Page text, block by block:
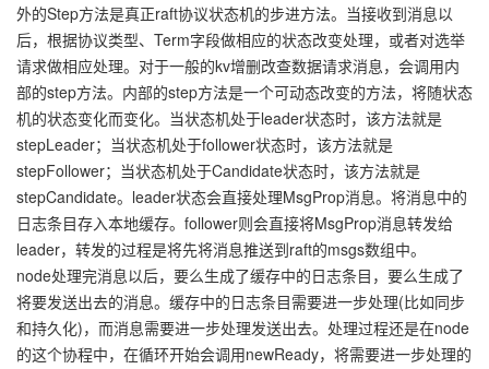
外的Step方法是真正raft协议状态机的步进方法。当接收到消息以
后，根据协议类型、Term字段做相应的状态改变处理，或者对选举
请求做相应处理。对于一般的kv增删改查数据请求消息，会调用内
部的step方法。内部的step方法是一个可动态改变的方法，将随状态
机的状态变化而变化。当状态机处于leader状态时，该方法就是
stepLeader；当状态机处于follower状态时，该方法就是
stepFollower；当状态机处于Candidate状态时，该方法就是
stepCandidate。leader状态会直接处理MsgProp消息。将消息中的
日志条目存入本地缓存。follower则会直接将MsgProp消息转发给
leader，转发的过程是将先将消息推送到raft的msgs数组中。
node处理完消息以后，要么生成了缓存中的日志条目，要么生成了
将要发送出去的消息。缓存中的日志条目需要进一步处理(比如同步
和持久化)，而消息需要进一步处理发送出去。处理过程还是在node
的这个协程中，在循环开始会调用newReady，将需要进一步处理的